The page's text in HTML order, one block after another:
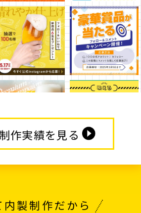
作実績を見る
内製制作だから